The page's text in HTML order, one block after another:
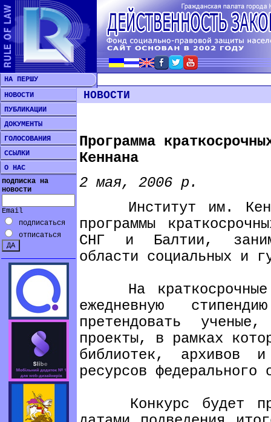
НА ПЕРШУ
НОВОСТИ
ПУБЛИКАЦИИ
ДОКУМЕНТЫ
ГОЛОСОВАНИЯ
ССЫЛКИ
О НАС
подписка на
новости
Email
подписаться
отписаться
НОВОСТИ
Программа
Кеннана
2 мая, 2006 р.
Институт им.
программы
СНГ и Балтии,
области социальных и
На краткосрочные
ежедневную
претендовать ученые,
проекты, в рамках
библиотек, архивов и
ресурсов
Конкурс будет